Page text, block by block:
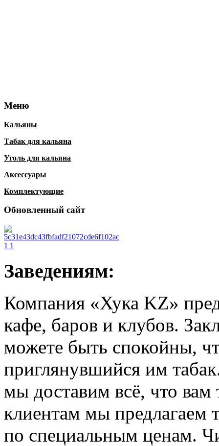
Меню
Кальяны
Табак для кальяна
Уголь для кальяна
Аксессуары
Комплектующие
Обновленный сайт
Заведениям:
Компания «Хука KZ»
кафе, баров и клубов.
можете быть спокойны,
приглянувшийся им
мы доставим всё, что
клиентам мы предлагаем
по специальным ценам.